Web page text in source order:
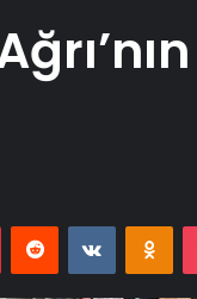
PinterestReddit VKontakte